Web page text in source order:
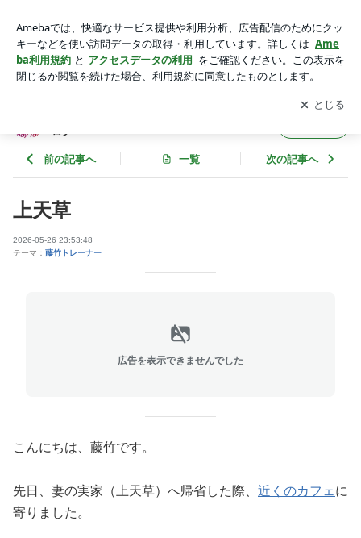
アプリをダウンロードして ブログの更新通知
を受け取りまし
ょう。
開く
ログ
前の記事へ 一覧 次の記事へ
上天草
2026-05-26 23:53:48
テーマ： 藤竹トレーナー
広告を表示できませんでした
こんにちは、藤竹です。
先日、妻の実家（上天草）へ帰省した際、 近くのカフェ に
寄りました。